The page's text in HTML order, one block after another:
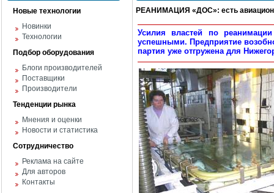
Новые технологии
Новинки
Технологии
Подбор оборудования
Блоги производителей
Поставщики
Производители
Тенденции рынка
Мнения и оценки
Новости и статистика
Сотрудничество
Реклама на сайте
Для авторов
Контакты
РЕАНИМАЦИЯ «ДОС»: есть
Усилия властей по
успешными. Предприятие
партия уже отгружена для